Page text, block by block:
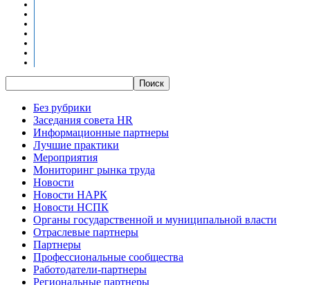
Без рубрики
Заседания совета HR
Информационные партнеры
Лучшие практики
Мероприятия
Мониторинг рынка труда
Новости
Новости НАРК
Новости НСПК
Органы государственной и муниципальной власти
Отраслевые партнеры
Партнеры
Профессиональные сообщества
Работодатели-партнеры
Региональные партнеры